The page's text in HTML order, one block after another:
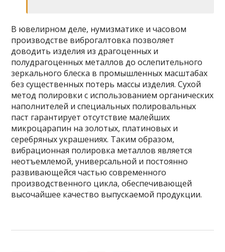
В ювелирном деле, нумизматике и часовом
производстве виброгалтовка позволяет
доводить изделия из драгоценных и
полудрагоценных металлов до ослепительного
зеркального блеска в промышленных масштабах
без существенных потерь массы изделия. Сухой
метод полировки с использованием органических
наполнителей и специальных полировальных
паст гарантирует отсутствие малейших
микроцарапин на золотых, платиновых и
серебряных украшениях. Таким образом,
вибрационная полировка металлов является
неотъемлемой, универсальной и постоянно
развивающейся частью современного
производственного цикла, обеспечивающей
высочайшее качество выпускаемой продукции.